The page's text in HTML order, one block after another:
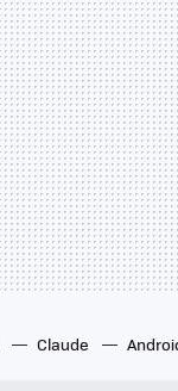
Claude